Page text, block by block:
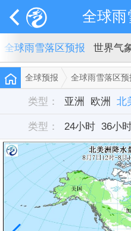
全球雨雪落区预报 世界气
全球预报 全球雨雪落区预
类型： 亚洲 欧洲 北
类型： 24小时 36小
84小时